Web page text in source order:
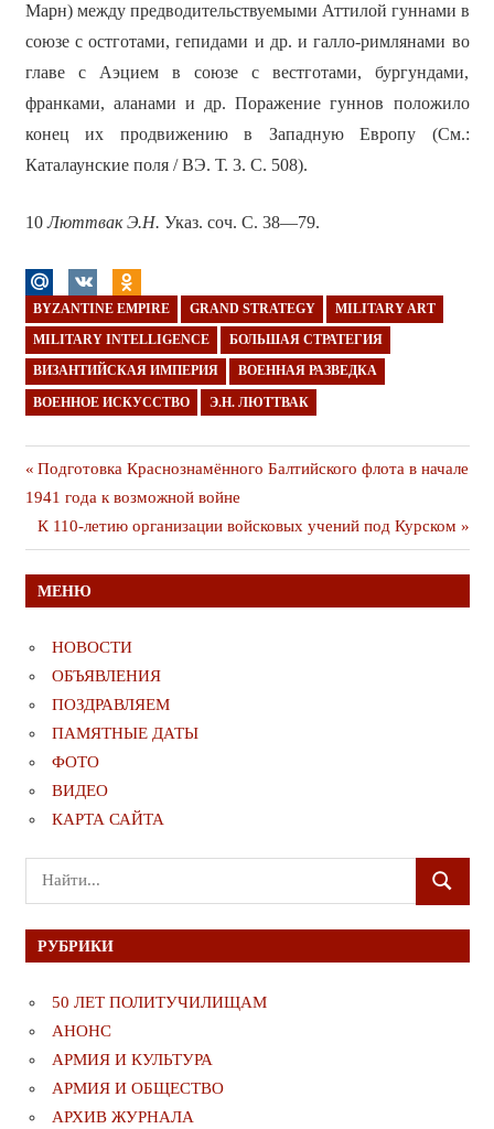
Марн) между предводительствуемыми Аттилой гуннами в
союзе с остготами, гепидами и др. и галло-римлянами во
главе с Аэцием в союзе с вестготами, бургундами,
франками, аланами и др. Поражение гуннов положило
конец их продвижению в Западную Европу (См.:
Каталаунские поля / ВЭ. Т. 3. С. 508).
10Люттвак Э.Н. Указ. соч. С. 38—79.
BYZANTINE EMPIRE GRAND STRATEGY MILITARY ART
MILITARY INTELLIGENCE БОЛЬШАЯ СТРАТЕГИЯ
ВИЗАНТИЙСКАЯ ИМПЕРИЯ ВОЕННАЯ РАЗВЕДКА
ВОЕННОЕ ИСКУССТВО Э.Н. ЛЮТТВАК
Навигация
по
записям
Предыдущая
публикация
Подготовка Краснознамённого Балтийского флота в начале
1941 года к возможной войне
Следующая
публикация
К 110-летию организации войсковых учений под Курском
МЕНЮ
НОВОСТИ
ОБЪЯВЛЕНИЯ
ПОЗДРАВЛЯЕМ
ПАМЯТНЫЕ ДАТЫ
ФОТО
ВИДЕО
КАРТА САЙТА
Поиск
для:
ПОИСК
РУБРИКИ
50 ЛЕТ ПОЛИТУЧИЛИЩАМ
АНОНС
АРМИЯ И КУЛЬТУРА
АРМИЯ И ОБЩЕСТВО
АРХИВ ЖУРНАЛА